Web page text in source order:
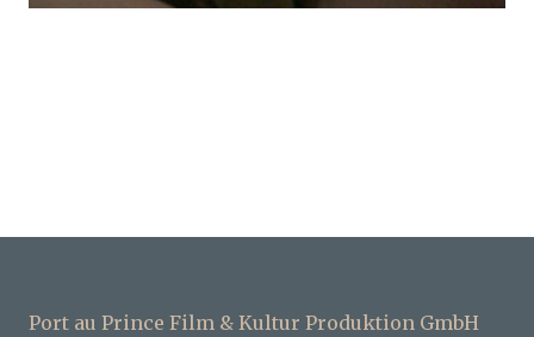
Port au Prince Film & Kultur Produktion GmbH